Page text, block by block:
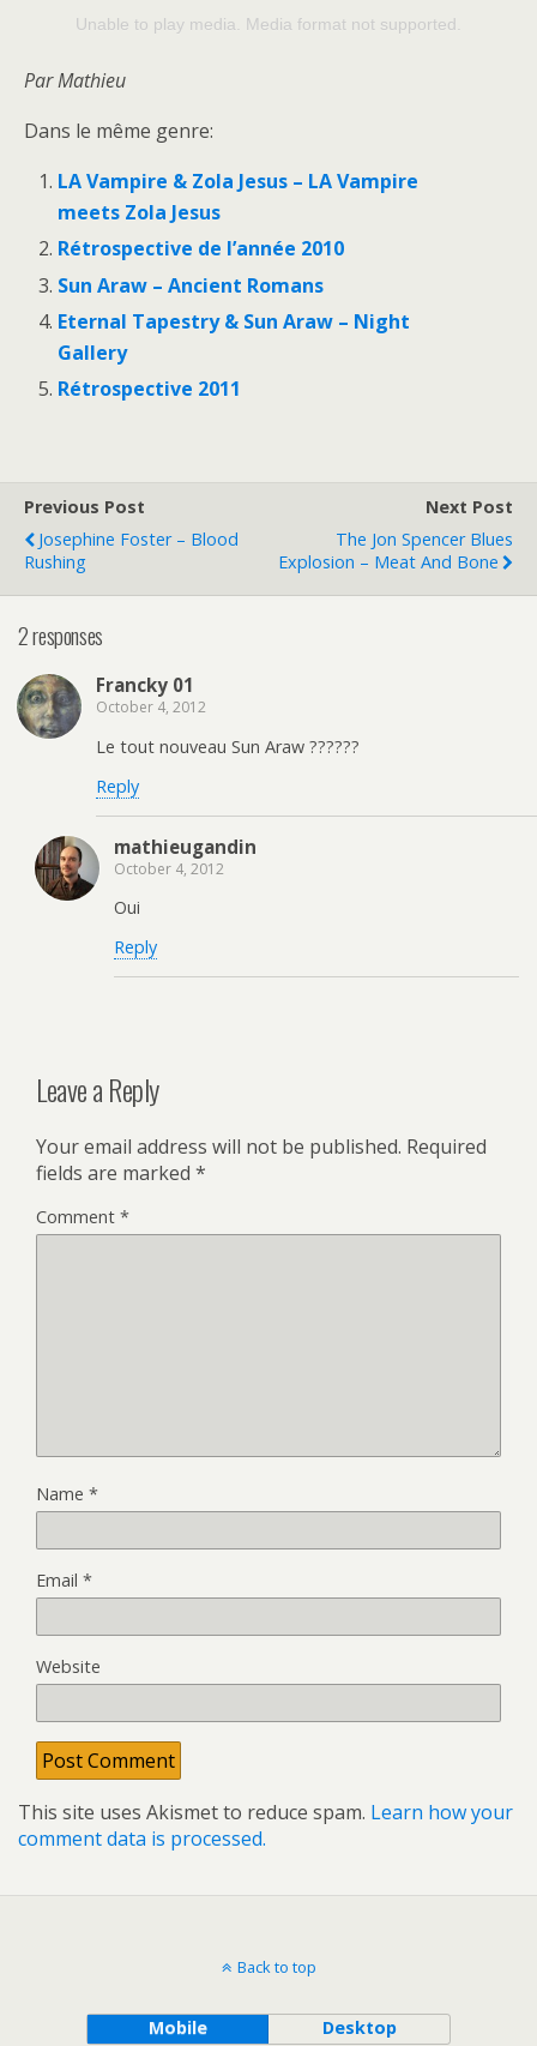
Unable to play media. Media format not supported.
Par Mathieu
Dans le même genre:
LA Vampire & Zola Jesus – LA Vampire
meets Zola Jesus
Rétrospective de l’année 2010
Sun Araw – Ancient Romans
Eternal Tapestry & Sun Araw – Night
Gallery
Rétrospective 2011
Previous Post
Josephine Foster – Blood
Rushing
Next Post
The Jon Spencer Blues
Explosion – Meat And Bone
2 responses
Francky 01
October 4, 2012
Le tout nouveau Sun Araw ??????
Reply
mathieugandin
October 4, 2012
Oui
Reply
Leave a Reply
Your email address will not be published. Required
fields are marked *
Comment *
Name *
Email *
Website
This site uses Akismet to reduce spam. Learn how your
comment data is processed.
Back to top
Mobile Desktop